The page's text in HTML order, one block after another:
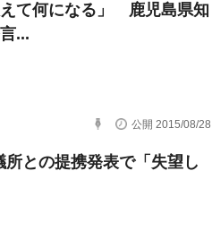
えて何になる」 鹿児島県知
...
公開 2015/08/28
との提携発表で「失望し